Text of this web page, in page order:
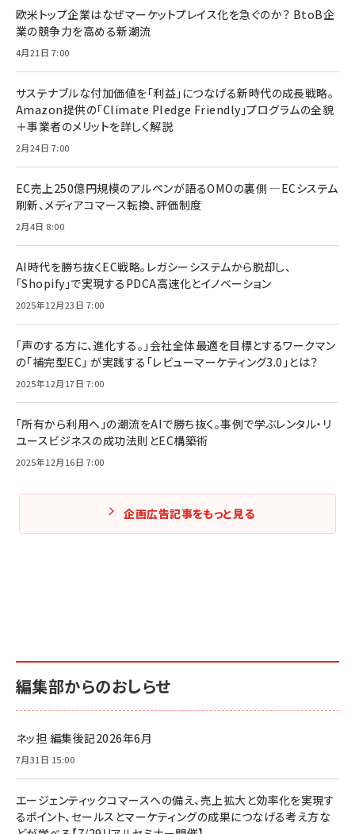
欧米トップ企業はなぜマーケットプレイス化を急ぐのか？ BtoB企
業の競争力を高める新潮流
4月21日 7:00
サステナブルな付加価値を「利益」につなげる新時代の成長戦略。
Amazon提供の「Climate Pledge Friendly」プログラムの全貌
＋事業者のメリットを詳しく解説
2月24日 7:00
EC売上250億円規模のアルペンが語るOMOの裏側 ―ECシステム
刷新、メディアコマース転換、評価制度
2月4日 8:00
AI時代を勝ち抜くEC戦略。レガシーシステムから脱却し、
「Shopify」で実現するPDCA高速化とイノベーション
2025年12月23日 7:00
「声のする方に、進化する。」会社全体最適を目標とするワークマン
の「補完型EC」 が実践する「レビューマーケティング3.0」とは？
2025年12月17日 7:00
「所有から利用へ」の潮流をAIで勝ち抜く。事例で学ぶレンタル・リ
ユースビジネスの成功法則とEC構築術
2025年12月16日 7:00
企画広告記事をもっと見る
編集部からのおしらせ
ネッ担 編集後記2026年6月
7月31日 15:00
エージェンティックコマースへの備え、売上拡大と効率化を実現す
るポイント、セールスとマーケティングの成果につなげる考え方な